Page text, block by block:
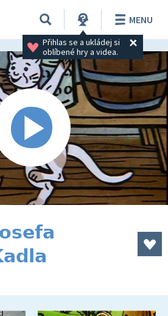
Přihlas se a ukládej si
oblíbené hry a videa.
MENU